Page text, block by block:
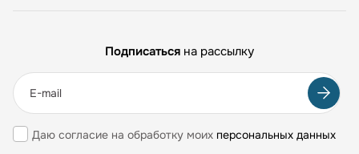
Подписаться на рассылку
Даю согласие на обработку моих персональных данных